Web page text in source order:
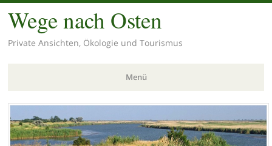
Wege nach Osten
Private Ansichten, Ökologie und Tourismus
Menü
Zum
Inhalt
springen